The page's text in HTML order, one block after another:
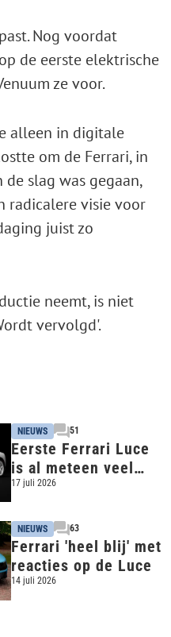
Nog voordat
de eerste elektrische
ze voor.
alleen in digitale
om de Ferrari, in
slag was gegaan,
radicalere visie voor
juist zo
neemt, is niet
vervolgd'.
NIEUWS 51
Eerste Ferrari Luce
is al meteen veel
meer waard dan je
17 juli 2026
NIEUWS 63
Ferrari 'heel blij' met
reacties op de Luce
14 juli 2026